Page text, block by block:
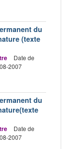
du
(texte
Date de
2007
du
Date de
2007